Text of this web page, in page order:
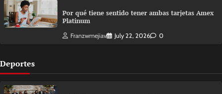
Por qué tiene sentido tener ambas tarjetas Amex
Platinum
Franzwmejiav July 22, 2026 0
Deportes